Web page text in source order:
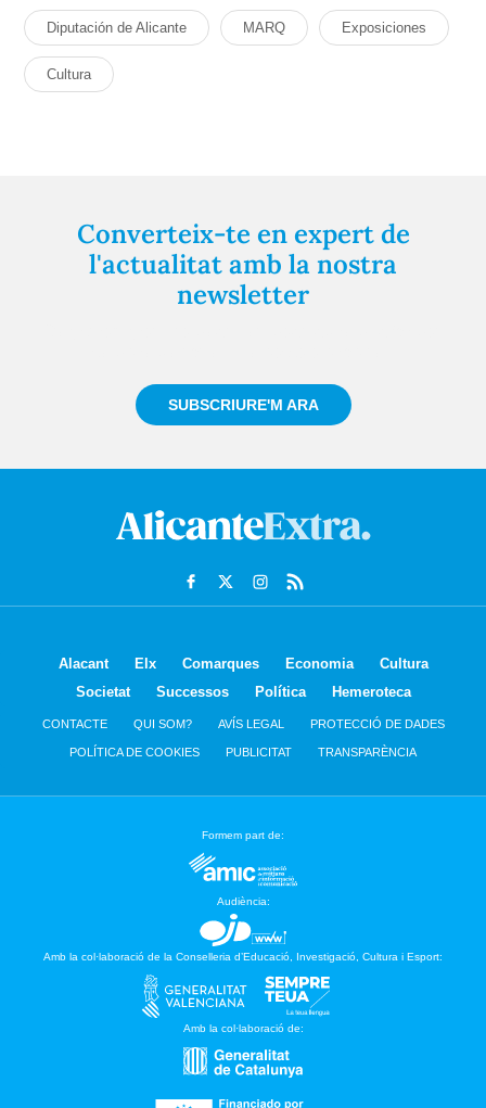
Diputación de Alicante MARQ Exposiciones
Cultura
Converteix-te en expert de
l'actualitat amb la nostra
newsletter
SUBSCRIURE'M ARA
Alacant Elx Comarques Economia
Cultura
Societat
Successos Política Hemeroteca
CONTACTE QUI SOM? AVÍS LEGAL PROTECCIÓ DE DADES
POLÍTICA DE COOKIES PUBLICITAT TRANSPARÈNCIA
Formem part de:
Audiència:
Amb la col·laboració de la Conselleria d’Educació, Investigació, Cultura i Esport:
Amb la col·laboració de: